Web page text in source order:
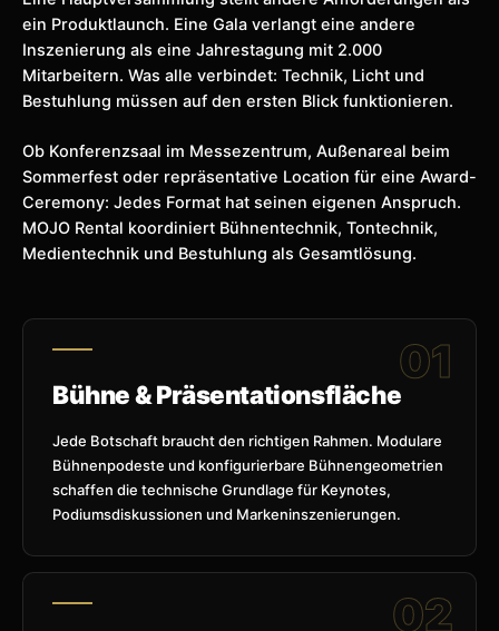
ein Produktlaunch. Eine Gala verlangt eine andere
Inszenierung als eine Jahrestagung mit 2.000
Mitarbeitern. Was alle verbindet: Technik, Licht und
Bestuhlung müssen auf den ersten Blick funktionieren.
Ob Konferenzsaal im Messezentrum, Außenareal beim
Sommerfest oder repräsentative Location für eine Award-
Ceremony: Jedes Format hat seinen eigenen Anspruch.
MOJO Rental koordiniert Bühnentechnik, Tontechnik,
Medientechnik und Bestuhlung als Gesamtlösung.
Bühne & Präsentationsfläche
Jede Botschaft braucht den richtigen Rahmen. Modulare
Bühnenpodeste und konfigurierbare Bühnengeometrien
schaffen die technische Grundlage für Keynotes,
Podiumsdiskussionen und Markeninszenierungen.